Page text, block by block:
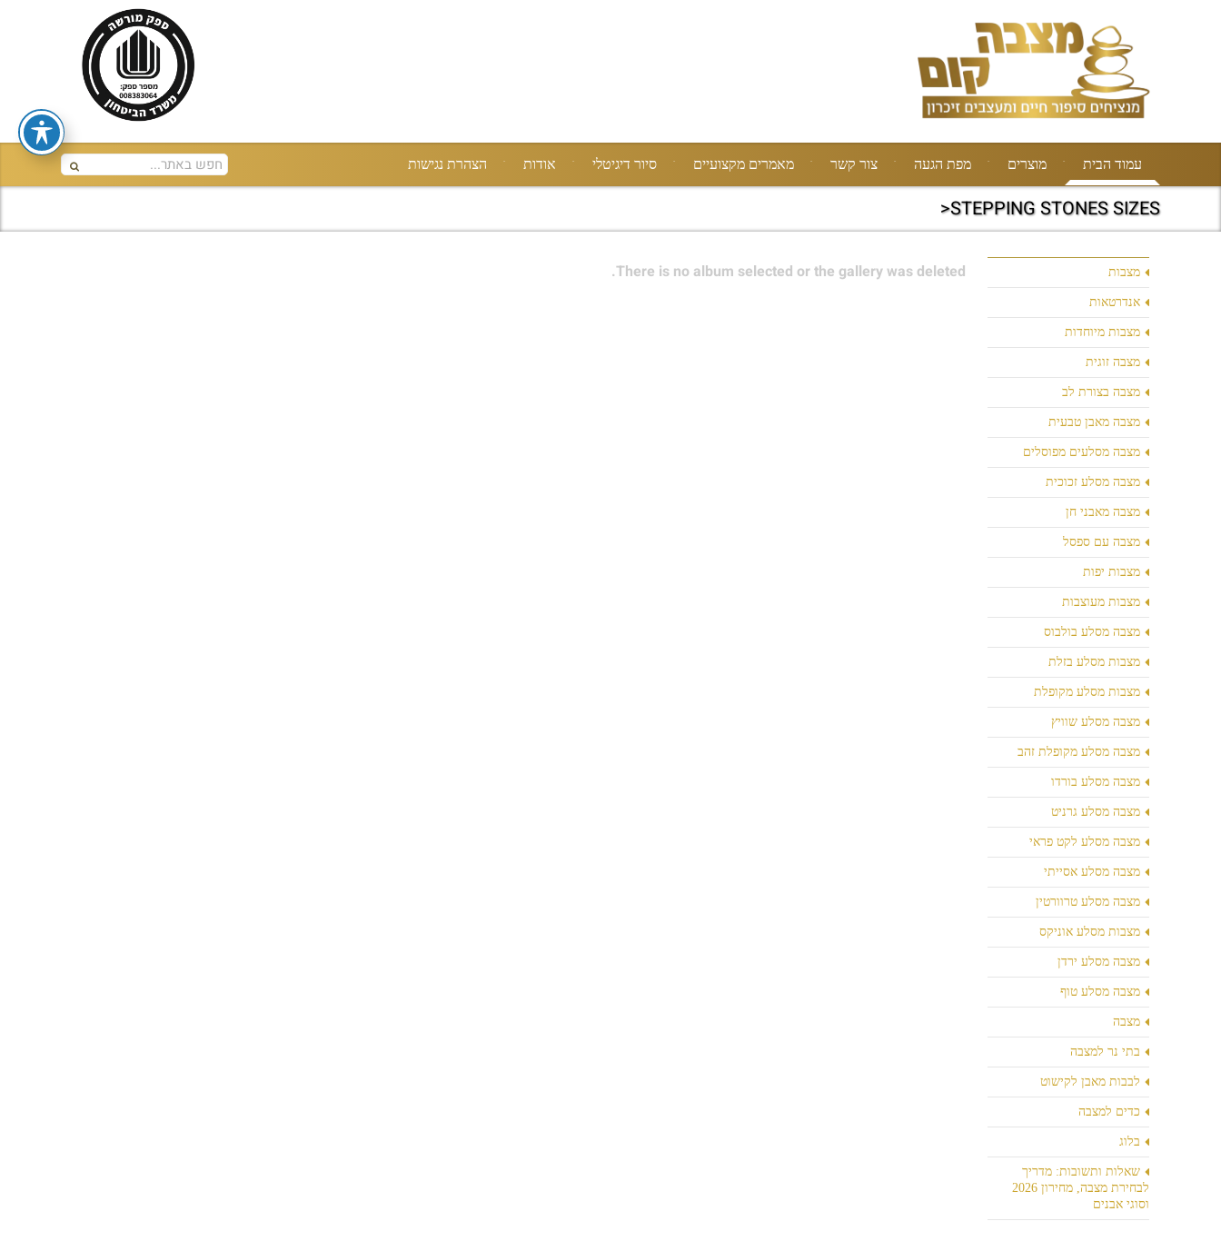
עמוד הבית מוצרים מפת הגעה צור קשר מאמרים מקצועיים סיור דיגיטלי אודות הצהרת נגישות
STEPPING STONES SIZES<
מצבות
אנדרטאות
מצבות מיוחדות
מצבה זוגית
מצבה בצורת לב
מצבה מאבן טבעית
מצבה מסלעים מפוסלים
מצבה מסלע זכוכית
מצבה מאבני חן
מצבה עם ספסל
מצבות יפות
מצבות מעוצבות
מצבה מסלע בולבוס
מצבות מסלע בזלת
מצבות מסלע מקופלת
מצבה מסלע שוויץ
מצבה מסלע מקופלת זהב
מצבה מסלע בורדו
מצבה מסלע גרניט
מצבה מסלע לקט פראי
מצבה מסלע אסייתי
מצבה מסלע טרוורטין
מצבות מסלע אוניקס
מצבה מסלע ירדן
מצבה מסלע טוף
מצבה
בתי נר למצבה
לבבות מאבן לקישוט
כדים למצבה
בלוג
שאלות ותשובות: מדריך
לבחירת מצבה, מחירון 2026
וסוגי אבנים
There is no album selected or the gallery was deleted.